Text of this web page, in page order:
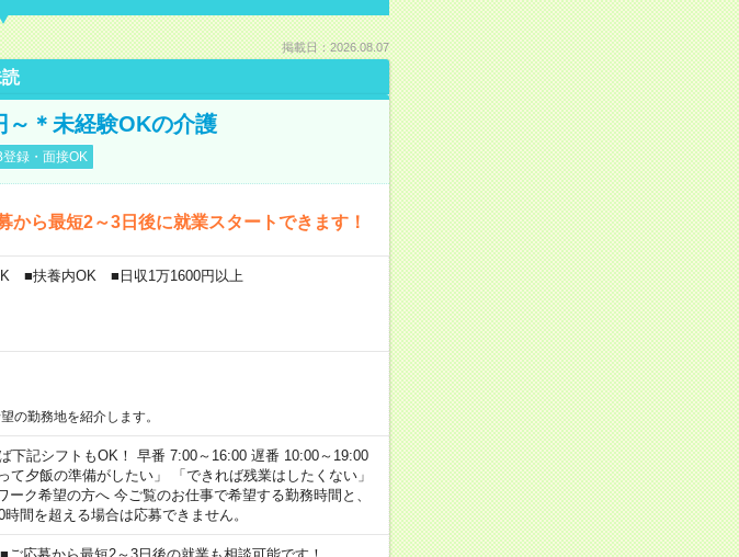
掲載日：2026.08.07
～＊未経験OKの介護
登録・面接OK
ら最短2～3日後に就業スタートできます！
■扶養内OK ■日収1万1600円以上
勤務地を紹介します。
下記シフトもOK！ 早番 7:00～16:00 遅番 10:00～19:00
て夕飯の準備がしたい」 「できれば残業はしたくない」
ク希望の方へ 今ご覧のお仕事で希望する勤務時間と、
間を超える場合は応募できません。